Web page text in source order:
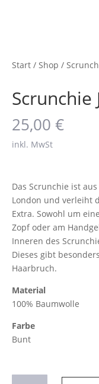
Start / Shop /
Scrunchie
25,00 €
inkl. MwSt
Das Scrunchie ist
London und verleiht
Extra. Sowohl um
Zopf oder am
Inneren des
Dieses gibt
Haarbruch.
Material
100% Baumwolle
Farbe
Bunt